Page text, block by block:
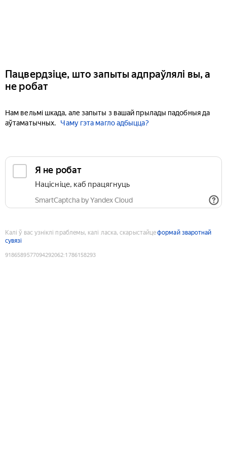
Пацвердзіце, што запыты адпраўлялі вы, а
не робат
Нам вельмі шкада, але запыты з вашай прылады падобныя да
аўтаматычных.
Чаму гэта магло адбыцца?
Я не робат
Націсніце, каб працягнуць
SmartCaptcha by Yandex Cloud
Калі ў вас узніклі праблемы, калі ласка, скарыстайцеформай зваротнай
сувязі
9186589577094292062:1786158293